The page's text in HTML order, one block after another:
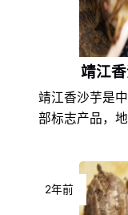
靖江
靖江香沙芋是
部标志产品，
理环境条件和
的差异，使得
享誉盛名，
2年前